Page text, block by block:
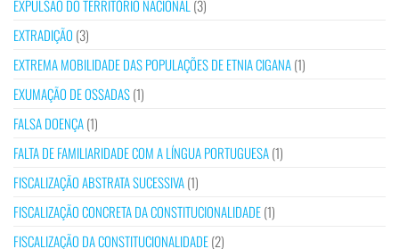
EXPULSÃO DO TERRITÓRIO NACIONAL(3)
EXTRADIÇÃO (3)
EXTREMA MOBILIDADE DAS POPULAÇÕES DE ETNIA CIGANA(1)
EXUMAÇÃO DE OSSADAS(1)
FALSA DOENÇA(1)
FALTA DE FAMILIARIDADE COM A LÍNGUA PORTUGUESA(1)
FISCALIZAÇÃO ABSTRATA SUCESSIVA(1)
FISCALIZAÇÃO CONCRETA DA CONSTITUCIONALIDADE(1)
FISCALIZAÇÃO DA CONSTITUCIONALIDADE(2)